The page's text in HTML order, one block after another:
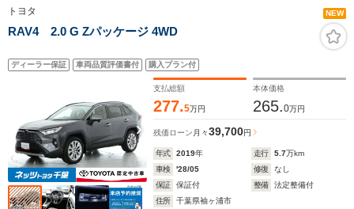
トヨタ NEW
RAV4 2.0 G Zパッケージ 4WD
ディーラー保証 車両品質評価書付 購入プラン付
支払総額
277.5万円
本体価格
265.0万円
残価ローン 月々39,700円
年式 2019年 走行 5.7万km
車検
'28/05 修復
なし
保証
保証付 整備
法定整備付
住所
千葉県袖ヶ浦市